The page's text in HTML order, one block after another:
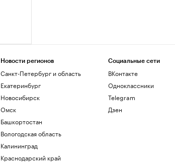
Новости регионов
Санкт-Петербург и область
Екатеринбург
Новосибирск
Омск
Башкортостан
Вологодская область
Калининград
Краснодарский край
Социальные сети
ВКонтакте
Одноклассники
Telegram
Дзен